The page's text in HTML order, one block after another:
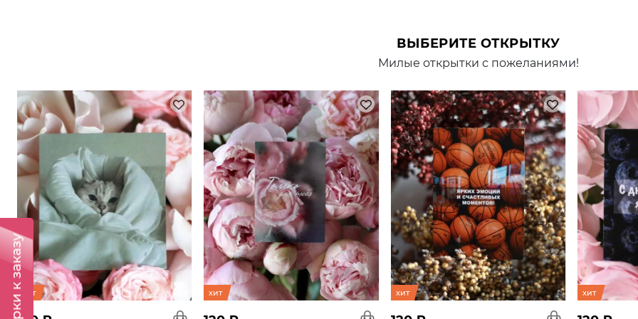
ВЫБЕРИТЕ ОТКРЫТКУ
Милые открытки с пожеланиями!
хит хит хит хит